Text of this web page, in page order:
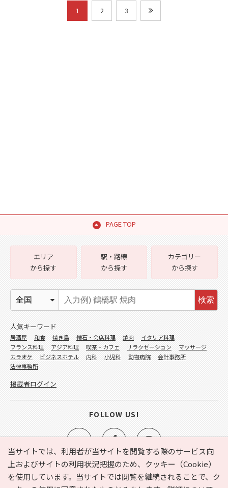
1 2 3
PAGE TOP
当サイトでは、利用者が当サイトを閲覧する際のサービス向
上およびサイトの利用状況把握のため、クッキー（Cookie）
を使用しています。当サイトでは閲覧を継続されることで、ク
e-NAVITA（イーナビタ）とは？ お気に入り ヘルプ
エリア
から探す
駅・路線
から探す
カテゴリー
から探す
検索
人気キーワード
居酒屋 和食 焼き鳥 懐石・会席料理 焼肉
イタリア料理
フランス料理
アジア料理 喫茶・カフェ リラクゼーション
マッサージ
カラオケ
ビジネスホテル 内科 小児科 動物病院
会計事務所
法律事務所
掲載者ログイン
FOLLOW US!